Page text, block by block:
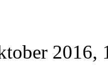
2016,